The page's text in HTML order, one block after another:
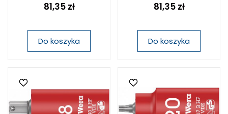
81,35 zł
Do koszyka
81,35 zł
Do koszyka